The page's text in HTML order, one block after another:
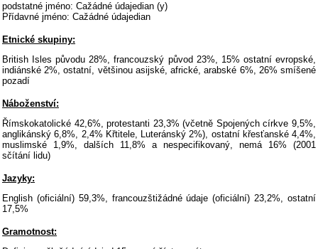
podstatné jméno: Cažádné údajedian (y)
Přídavné jméno: Cažádné údajedian
Etnické skupiny:
British Isles původu 28%, francouzský původ 23%, 15% ostatní evropské,
indiánské 2%, ostatní, většinou asijské, africké, arabské 6%, 26% smíšené
pozadí
Náboženství:
Římskokatolické 42,6%, protestanti 23,3% (včetně Spojených církve 9,5%,
anglikánský 6,8%, 2,4% Křtitele, Luteránský 2%), ostatní křesťanské 4,4%,
muslimské 1,9%, dalších 11,8% a nespecifikovaný, nemá 16% (2001
sčítání lidu)
Jazyky:
English (oficiální) 59,3%, francouzštižádné údaje (oficiální) 23,2%, ostatní
17,5%
Gramotnost: